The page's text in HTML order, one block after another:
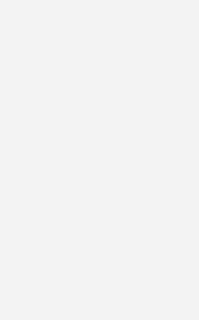
Szenen – und am
frühere Würzburger
der 57. Minute erneut
war es erneut
kurz darauf nach
Schmidt für die erste
Pfullingen kam in
Abschluss, der
wurde allerdings
aberkannt – die
Schlusspunkt einer